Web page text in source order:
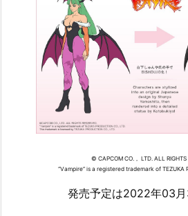
© CAPCOM CO.， LTD. ALL RIGHTS
“Vampire” is a registered trademark of TEZUKA
発売予定は2022年03月